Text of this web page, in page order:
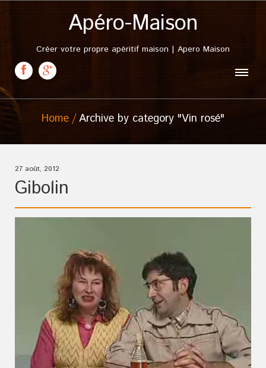
Apéro-Maison
Créer votre propre apéritif maison | Apero Maison
Home Archive by category "Vin rosé"
27 août, 2012
Gibolin